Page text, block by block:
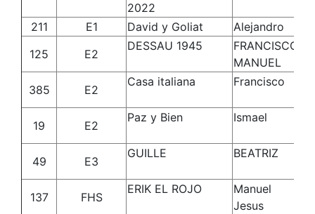
2022
211 E1 David y Goliat Alejandro
125
E2
DESSAU 1945
FRANCISCO
MANUEL
385
E2
Casa italiana Francisco
19
E2
Paz y Bien Ismael
49
E3
GUILLE BEATRIZ
137
FHS
ERIK EL ROJO
Manuel
Jesus